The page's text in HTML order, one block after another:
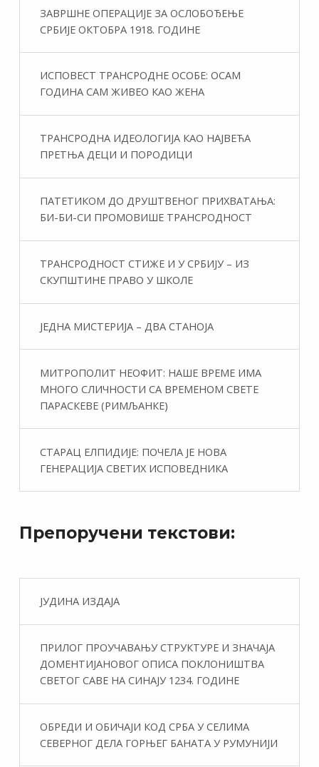
ЗАВРШНЕ ОПЕРАЦИЈЕ ЗА ОСЛОБОЂЕЊЕ
СРБИЈЕ ОКТОБРА 1918. ГОДИНЕ
ИСПОВЕСТ ТРАНСРОДНЕ ОСОБЕ: ОСАМ
ГОДИНА САМ ЖИВЕО КАО ЖЕНА
ТРАНСРОДНА ИДЕОЛОГИЈА КАО НАЈВЕЋА
ПРЕТЊА ДЕЦИ И ПОРОДИЦИ
ПАТЕТИКОМ ДО ДРУШТВЕНОГ ПРИХВАТАЊА:
БИ-БИ-СИ ПРОМОВИШЕ ТРАНСРОДНОСТ
ТРАНСРОДНОСТ СТИЖЕ И У СРБИЈУ – ИЗ
СКУПШТИНЕ ПРАВО У ШКОЛЕ
ЈЕДНА МИСТЕРИЈА – ДВА СТАНОЈА
МИТРОПОЛИТ НЕОФИТ: НАШЕ ВРЕМЕ ИМА
МНОГО СЛИЧНОСТИ СА ВРЕМЕНОМ СВЕТЕ
ПАРАСКЕВЕ (РИМЉАНКЕ)
СТАРАЦ ЕЛПИДИЈЕ: ПОЧЕЛА ЈЕ НОВА
ГЕНЕРАЦИЈА СВЕТИХ ИСПОВЕДНИКА
Препоручени текстови:
ЈУДИНА ИЗДАЈА
ПРИЛОГ ПРОУЧАВАЊУ СТРУКТУРЕ И ЗНАЧАЈА
ДОМЕНТИЈАНОВОГ ОПИСА ПОКЛОНИШТВА
СВЕТОГ САВЕ НА СИНАЈУ 1234. ГОДИНЕ
ОБРЕДИ И ОБИЧАЈИ КОД СРБА У СЕЛИМА
СЕВЕРНОГ ДЕЛА ГОРЊЕГ БАНАТА У РУМУНИЈИ